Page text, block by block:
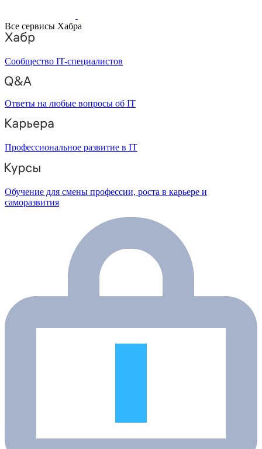
Все сервисы Хабра
Сообщество IT-специалистов
Ответы на любые вопросы об IT
Профессиональное развитие в IT
Обучение для смены профессии, роста в карьере и
саморазвития